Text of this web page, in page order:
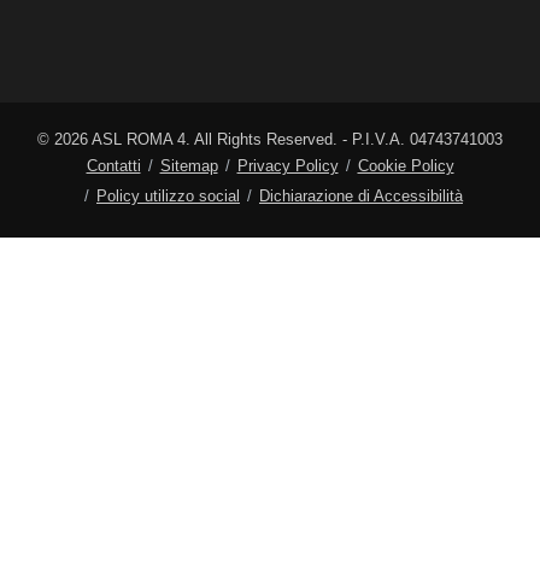
© 2026 ASL ROMA 4. All Rights Reserved. - P.I.V.A. 04743741003
Contatti
Sitemap Privacy Policy
Cookie Policy
Policy utilizzo social
Dichiarazione di Accessibilità